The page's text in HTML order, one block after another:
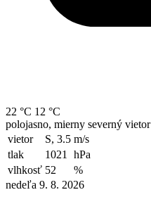
22 °C 12 °C
polojasno, mierny severný vietor
vietor
S, 3.5 m/s
tlak
1021
hPa
vlhkosť 52
%
nedeľa 9. 8. 2026